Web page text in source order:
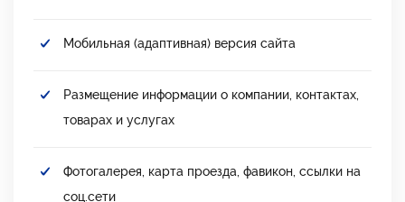
Мобильная (адаптивная) версия сайта
Размещение информации о компании, контактах,
товарах и услугах
Фотогалерея, карта проезда, фавикон, ссылки на
соц.сети